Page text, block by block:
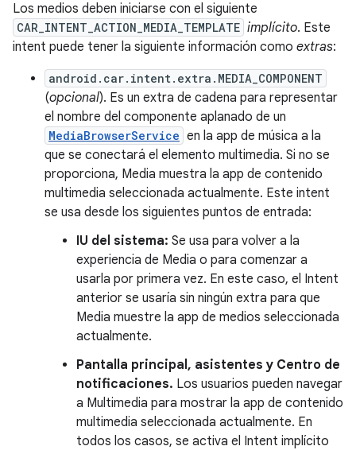
Los medios deben iniciarse con el siguiente
CAR_INTENT_ACTION_MEDIA_TEMPLATE implícito. Este
intent puede tener la siguiente información como extras:
android.car.intent.extra.MEDIA_COMPONENT
(opcional). Es un extra de cadena para representar
el nombre del componente aplanado de un
MediaBrowserService en la app de música a la
que se conectará el elemento multimedia. Si no se
proporciona, Media muestra la app de contenido
multimedia seleccionada actualmente. Este intent
se usa desde los siguientes puntos de entrada:
IU del sistema: Se usa para volver a la
experiencia de Media o para comenzar a
usarla por primera vez. En este caso, el Intent
anterior se usaría sin ningún extra para que
Media muestre la app de medios seleccionada
actualmente.
Pantalla principal, asistentes y Centro de
notificaciones. Los usuarios pueden navegar
a Multimedia para mostrar la app de contenido
multimedia seleccionada actualmente. En
todos los casos, se activa el Intent implícito